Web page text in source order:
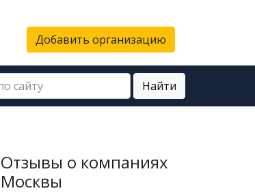
Добавить организацию
Найти
Отзывы о компаниях
Москвы